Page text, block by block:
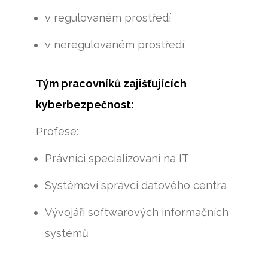
v regulovaném prostředí
v neregulovaném prostředí
Tým pracovníků zajišťujících
kyberbezpečnost:
Profese:
Právníci specializovaní na IT
Systémoví správci datového centra
Vývojáři softwarových informačních
systémů